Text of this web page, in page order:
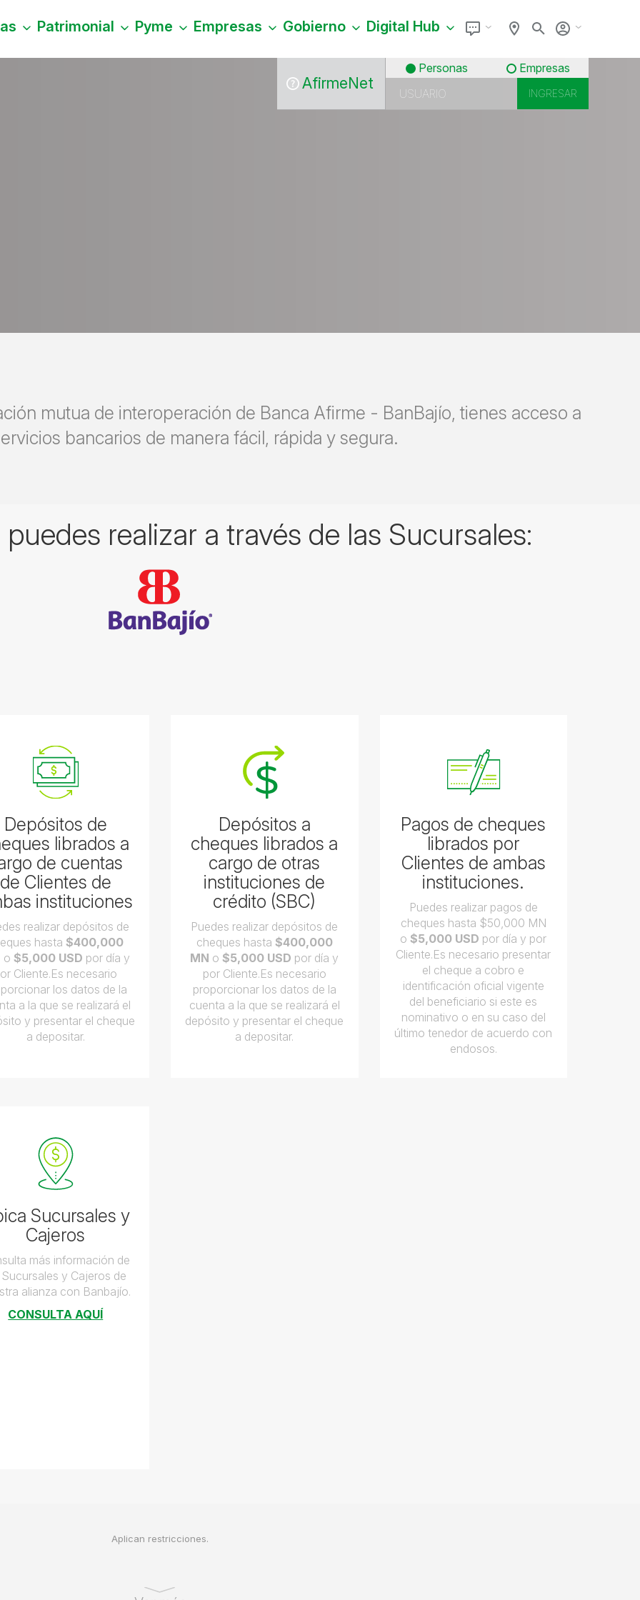
Patrimonial Pyme Empresas Gobierno Digital Hub
AfirmeNet
Personas Empresas
mutua de interoperación de Banca Afirme - BanBajío, tienes acceso a
bancarios de manera fácil, rápida y segura.
realizar a través de las Sucursales:
Depósitos de
librados a
de cuentas
de Clientes de
instituciones
realizar depósitos de
hasta $400,000
o $5,000 USD por día y
Cliente.Es necesario
los datos de la
a la que se realizará el
y presentar el cheque
a depositar.
Depósitos a
cheques librados a
cargo de otras
instituciones de
crédito (SBC)
Puedes realizar depósitos de
cheques hasta $400,000
MN o$5,000 USD por día y
por Cliente.Es necesario
proporcionar los datos de la
cuenta a la que se realizará el
depósito y presentar el cheque
a depositar.
Pagos de cheques
librados por
Clientes de ambas
instituciones.
Puedes realizar pagos de
cheques hasta $50,000 MN
o$5,000 USD por día y por
Cliente.Es necesario presentar
el cheque a cobro e
identificación oficial vigente
del beneficiario si este es
nominativo o en su caso del
último tenedor de acuerdo con
endosos.
Sucursales y
Cajeros
más información de
y Cajeros de
alianza con Banbajío.
CONSULTA AQUÍ
Aplican restricciones.